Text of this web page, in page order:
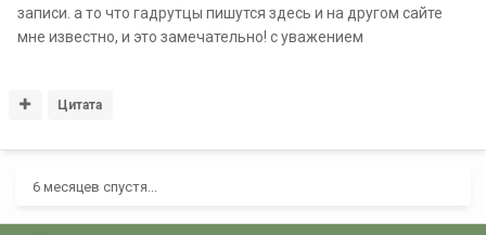
записи. а то что гадрутцы пишутся здесь и на другом сайте
мне известно, и это замечательно! с уважением
Цитата
6 месяцев спустя...